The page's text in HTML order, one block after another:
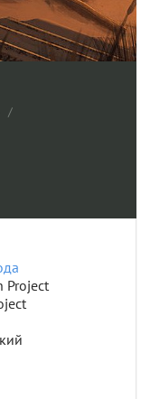
/
Project